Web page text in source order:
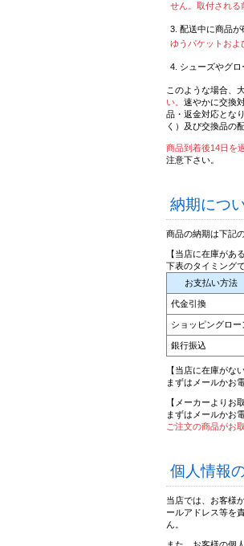
せん。取付される
配送中に商品
ゆうパケットおよ
シューズやグ
このような場合、
い。 速やかに交換
品・返金対応とな
く）及び交換品の
商品到着後14日を
注意下さい。
納期につ
商品の納期は下記
【当店に在庫があ
下表のタイミング
お支払い方法
代金引換
ショッピングロー
銀行振込
【当店に在庫がな
まずはメールかお
【メーカーよりお
まずはメールかお
ご注文の商品がお
個人情報
当店では、お客様
ールアドレス等を
ん。